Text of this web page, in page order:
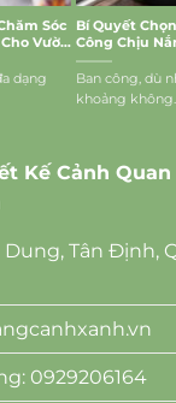
Sóc
Vườn
dạng
Bí Quyết
Công Chịu
Bụi, Mang
Ban công, dù
khoảng
Kế Cảnh Quan
Tân Định,
0929206164